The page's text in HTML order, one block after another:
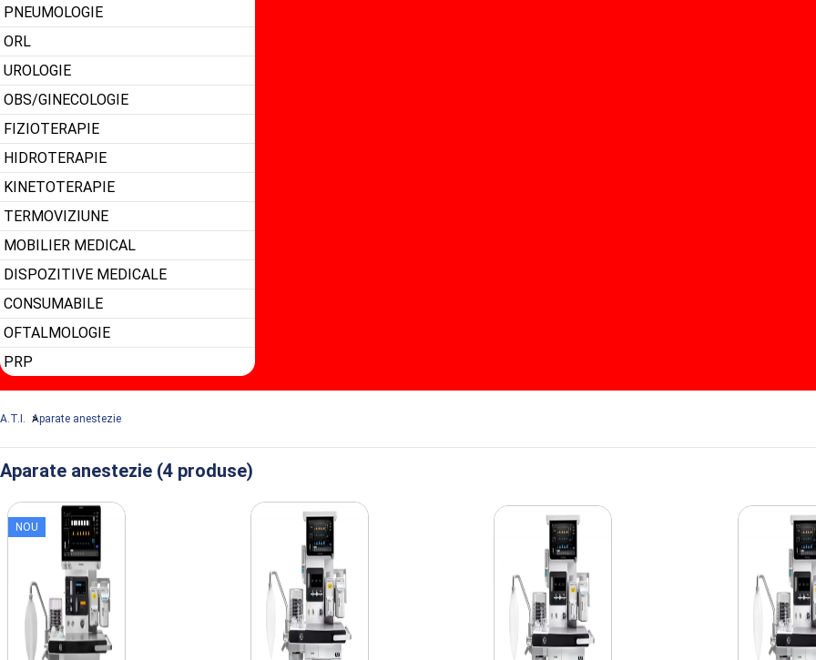
PNEUMOLOGIE
ORL
UROLOGIE
OBS/GINECOLOGIE
FIZIOTERAPIE
HIDROTERAPIE
KINETOTERAPIE
TERMOVIZIUNE
MOBILIER MEDICAL
DISPOZITIVE MEDICALE
CONSUMABILE
OFTALMOLOGIE
PRP
A.T.I. Aparate anestezie
Aparate anestezie (4 produse)
Produse din clasa Aparate anestezie importate si distribuite de LIAMED.